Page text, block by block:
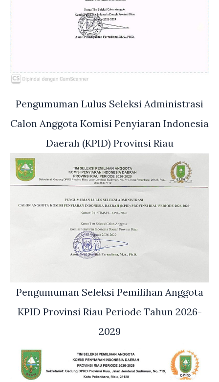
Pengumuman Lulus Seleksi Administrasi
Calon Anggota Komisi Penyiaran Indonesia
Daerah (KPID) Provinsi Riau
Pengumuman Seleksi Pemilihan Anggota
KPID Provinsi Riau Periode Tahun 2026-
2029